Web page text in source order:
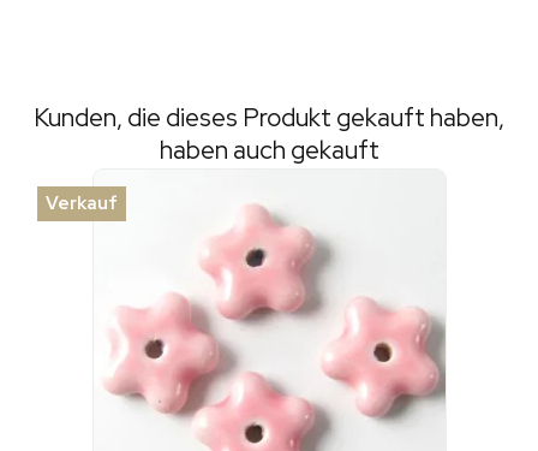
Kunden, die dieses Produkt gekauft haben,
haben auch gekauft
Verkauf